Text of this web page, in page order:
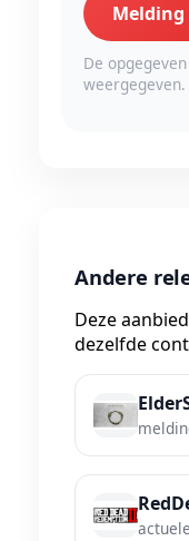
Melding
De
weergegeven.
Andere
Deze
dezelfde